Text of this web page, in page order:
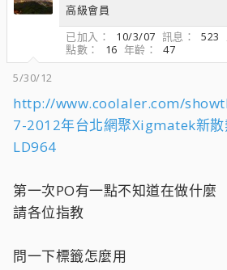
高級會員
已加入
10/3/07 訊息 523
點數
16 年齡
47
5/30/12
http://www.coolaler.com/
7-2012年台北網聚Xigmatek新
LD964
第一次PO有一點不知道在做什麼
請各位指教
問一下標籤怎麼用